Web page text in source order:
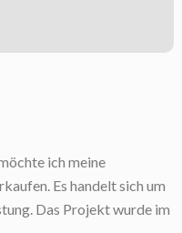
ich meine
Es handelt sich um
Das Projekt wurde im